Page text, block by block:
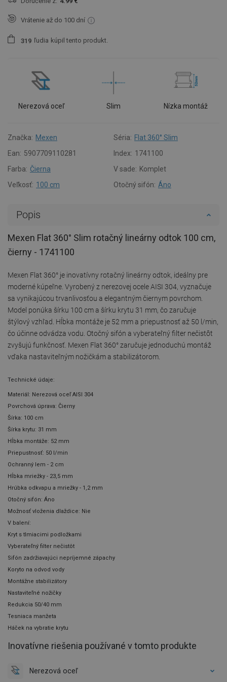
Vrátenie až do 100 dní
31 9 ľudia kúpil tento produkt.
Nerezová oceľ Slim Nízka montáž
Značka: Mexen Séria: Flat 360° Slim
Ean: 5907709110281 Index: 1741100
Farba: Čierna V sade: Komplet
Veľkosť: 100 cm Otočný sifón: Áno
Popis
Mexen Flat 360° Slim rotačný lineárny odtok 100 cm,
čierny - 1741100
Mexen Flat 360° je inovatívny rotačný lineárny odtok, ideálny pre
moderné kúpeľne. Vyrobený z nerezovej ocele AISI 304, vyznačuje
sa vynikajúcou trvanlivosťou a elegantným čiernym povrchom.
Model ponúka šírku 100 cm a šírku krytu 31 mm, čo zaručuje
štýlový vzhľad. Hĺbka montáže je 52 mm a priepustnosť až 50 l/min,
čo účinne odvádza vodu. Otočný sifón a vyberateľný filter nečistôt
zvyšujú funkčnosť. Mexen Flat 360° zaručuje jednoduchú montáž
vďaka nastaviteľným nožičkám a stabilizátorom.
Technické údaje:
Materiál: Nerezová oceľ AISI 304
Povrchová úprava: Čierny
Šírka: 100 cm
Šírka krytu: 31 mm
Hĺbka montáže: 52 mm
Priepustnosť: 50 l/min
Ochranný lem - 2 cm
Hĺbka mriežky - 23,5 mm
Hrúbka odkvapu a mriežky - 1,2 mm
Otočný sifón: Áno
Možnosť vloženia dlaždice: Nie
V balení:
Kryt s tlmiacimi podložkami
Vyberateľný filter nečistôt
Sifón zadržiavajúci nepríjemné zápachy
Koryto na odvod vody
Montážne stabilizátory
Nastaviteľné nožičky
Redukcia 50/40 mm
Tesniaca manžeta
Háček na vybratie krytu
Inovatívne riešenia používané v tomto produkte
Nerezová oceľ